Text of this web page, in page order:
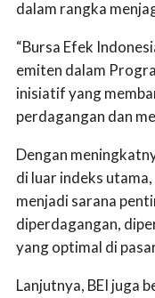
dalam rangka
“Bursa Efek
emiten dalam
inisiatif yang
perdagangan dan
Dengan
di luar indeks
menjadi sarana
diperdagangan,
yang optimal di
Lanjutnya, BEI juga